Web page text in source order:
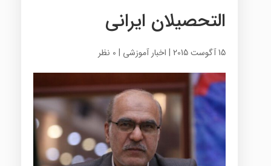
التحصیلان ایرانی
15 آگوست 2015 | اخبار آموزشی | 0 نظر